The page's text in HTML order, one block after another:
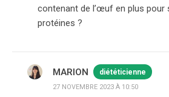
contenant de l’œuf en plus pour
protéines ?
MARION diététicienne
27 NOVEMBRE 2023 À 10:50